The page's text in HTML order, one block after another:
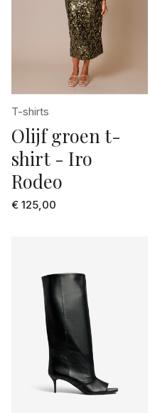
paars dessin
rood
rood dessin
roze dessin
stonewashed bleu
wit
wit dessin
zalm
zilver grijs
zwart
70
85
90
MT
ONE
S/M
XS/S
T-shirts
Olijf groen t-
shirt - Iro
Rodeo
€ 125,00